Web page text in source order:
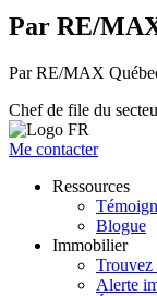
Par RE/
Par RE/MAX
Chef de file du
Me contacter
Ressources
Blogue
Immobilier
Trouvez
Alerte